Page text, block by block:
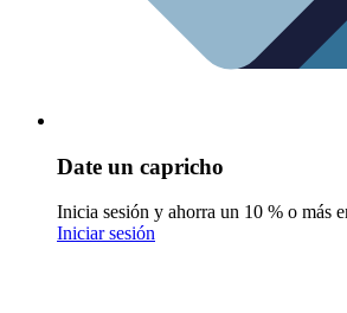
Date un capricho
Inicia sesión y ahorra un 10 % o más
Iniciar sesión